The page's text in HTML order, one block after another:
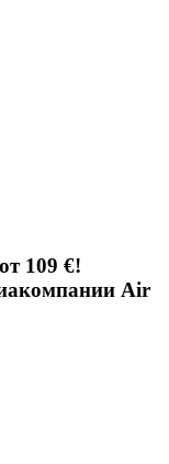
109 €!
Air